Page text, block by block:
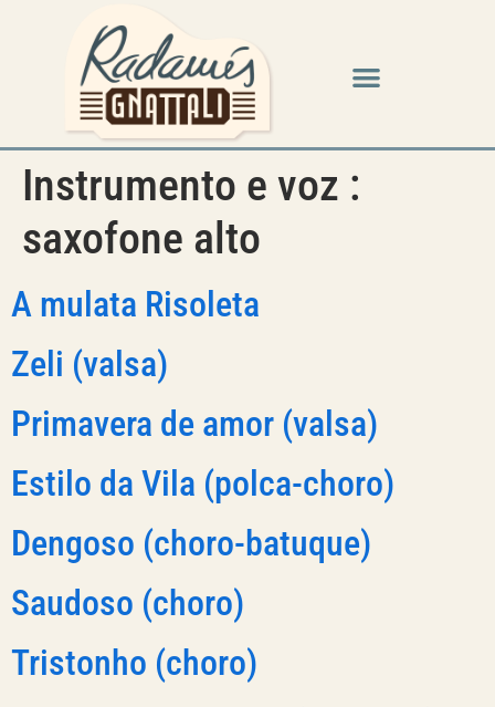
Instrumento e voz :
saxofone alto
A mulata Risoleta
Zeli (valsa)
Primavera de amor (valsa)
Estilo da Vila (polca-choro)
Dengoso (choro-batuque)
Saudoso (choro)
Tristonho (choro)